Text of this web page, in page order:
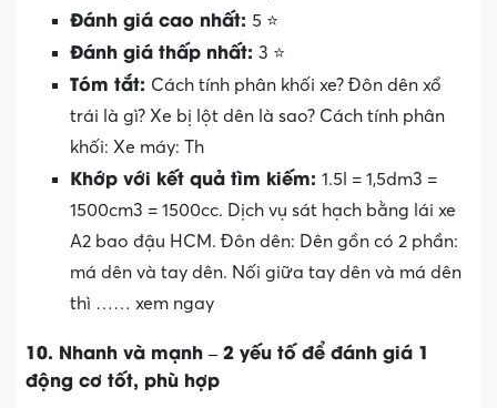
Đánh giá cao nhất: 5 ⭐
Đánh giá thấp nhất: 3 ⭐
Tóm tắt: Cách tính phân khối xe? Đôn dên xổ
trái là gì? Xe bị lột dên là sao? Cách tính phân
khối: Xe máy: Th
Khớp với kết quả tìm kiếm: 1.5l = 1,5dm3 =
1500cm3 = 1500cc. Dịch vụ sát hạch bằng lái xe
A2 bao đậu HCM. Đôn dên: Dên gồn có 2 phần:
má dên và tay dên. Nối giữa tay dên và má dên
thì …… xem ngay
10. Nhanh và mạnh – 2 yếu tố để đánh giá 1
động cơ tốt, phù hợp